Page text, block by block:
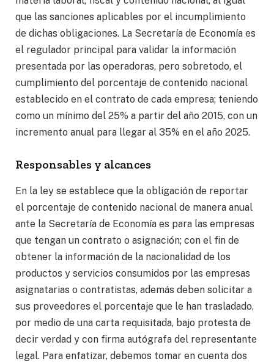
que las sanciones aplicables por el incumplimiento
de dichas obligaciones. La Secretaría de Economía es
el regulador principal para validar la información
presentada por las operadoras, pero sobretodo, el
cumplimiento del porcentaje de contenido nacional
establecido en el contrato de cada empresa; teniendo
como un mínimo del 25% a partir del año 2015, con un
incremento anual para llegar al 35% en el año 2025.
Responsables y alcances
En la ley se establece que la obligación de reportar
el porcentaje de contenido nacional de manera anual
ante la Secretaría de Economía es para las empresas
que tengan un contrato o asignación; con el fin de
obtener la información de la nacionalidad de los
productos y servicios consumidos por las empresas
asignatarias o contratistas, además deben solicitar a
sus proveedores el porcentaje que le han trasladado,
por medio de una carta requisitada, bajo protesta de
decir verdad y con firma autógrafa del representante
legal. Para enfatizar, debemos tomar en cuenta dos